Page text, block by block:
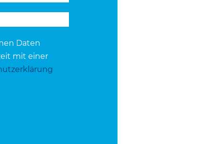
Daten
mit einer